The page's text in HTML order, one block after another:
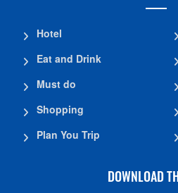
Vĩnh Long
Hotel
Eat and Drink